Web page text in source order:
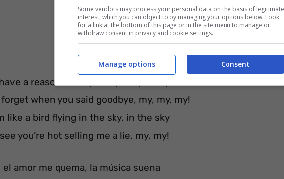
a reason to let you cry, let you cry
forget when you said goodbye, my, my, my!
like a bird flying in the sky, in the sky,
you’re hot selling me a lie, my, my!
el amor me quema, la música suena
Some vendors may process your personal data on the basis of legitimate
interest, which you can object to by managing your options below. Look
for a link at the bottom of this page or in the site menu to manage or
withdraw consent in privacy and cookie settings.
Consent
Manage options